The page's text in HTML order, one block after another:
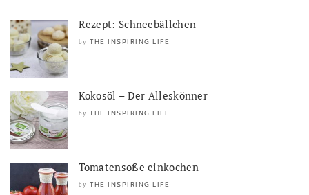
Rezept: Schneebällchen
by THE INSPIRING LIFE
Kokosöl – Der Alleskönner
by THE INSPIRING LIFE
Tomatensoße einkochen
by THE INSPIRING LIFE